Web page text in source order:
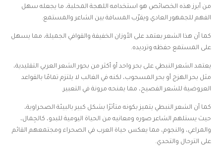
من أبرز هذه الخصائص هو استخدامه اللهجة المحلية، ما يجعله سهل
الفهم للجمهور العادي ويقرّب المسافة بين الشاعر والمستمع.
كما أن هذا الشعر يعتمد على الأوزان الخفيفة والقوافي الجميلة، مما يسهل
على المستمع حفظه وترديده.
يعتمد الشعر النبطي على بحر واحد أو أكثر من بحور الشعر العربي التقليدية،
مثل بحر الهزج أو بحر المسحوب، لكنه في الغالب لا يلتزم تمامًا بالقواعد
العروضية للشعر الفصيح، مما يمنحه مرونة في التعبير.
كما أن الشعر النبطي يتميز بكونه متأثرًا بشكل كبير بالبيئة الصحراوية،
حيث يستلهم الشاعر صوره ومعانيه من الحياة اليومية للبدو، كالجِمال،
والمراعي، والنجوم، مما يعكس حياة العرب في الصحراء ومجتمعهم القائم
على الترحال والتحدي.